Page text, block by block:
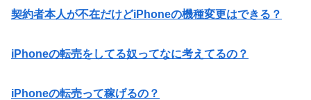
契約者本人が不在だけどiPhoneの機種変更はできる？
iPhoneの転売をしてる奴ってなに考えてるの？
iPhoneの転売って稼げるの？